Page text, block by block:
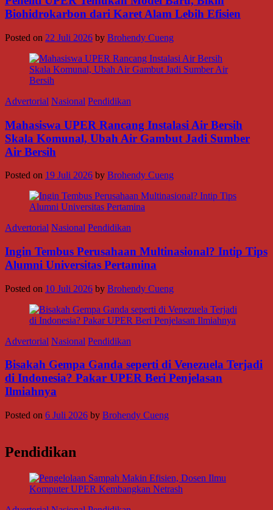
Biohidrokarbon dari Karet Alam Lebih Efisien
Posted on 22 Juli 2026 by Brohendy Cueng
Advertorial Nasional Pendidikan
Mahasiswa UPER Rancang Instalasi Air Bersih
Skala Komunal, Ubah Air Gambut Jadi Sumber
Air Bersih
Posted on 19 Juli 2026 by Brohendy Cueng
Advertorial Nasional Pendidikan
Ingin Tembus Perusahaan Multinasional? Intip Tips
Alumni Universitas Pertamina
Posted on 10 Juli 2026 by Brohendy Cueng
Advertorial Nasional Pendidikan
Bisakah Gempa Ganda seperti di Venezuela Terjadi
di Indonesia? Pakar UPER Beri Penjelasan
Ilmiahnya
Posted on 6 Juli 2026 by Brohendy Cueng
Pendidikan